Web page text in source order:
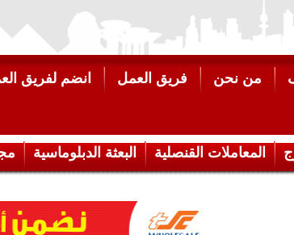
من نحن فريق العمل انضم لفريق
المعاملات القنصلية البعثة الدبلوماسية